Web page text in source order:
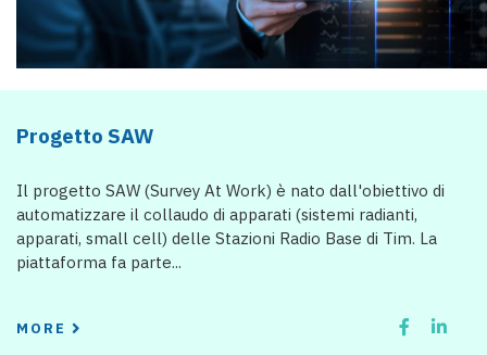
Progetto SAW
Il progetto SAW (Survey At Work) è nato dall'obiettivo di
automatizzare il collaudo di apparati (sistemi radianti,
apparati, small cell) delle Stazioni Radio Base di Tim. La
piattaforma fa parte...
MORE